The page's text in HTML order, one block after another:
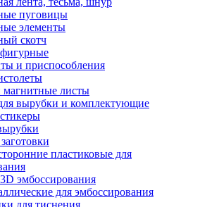
пуговицы
элементы
скотч
и приспособления
листы
вырубки и комплектующие
пластиковые для
эмбоссирования
для эмбоссирования
для тиснения